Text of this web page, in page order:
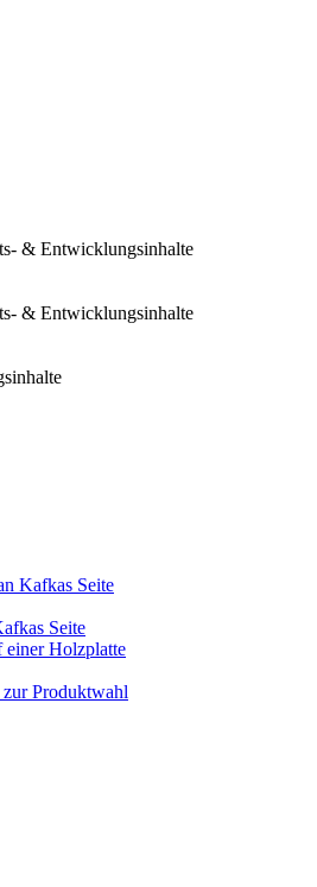
& Entwicklungsinhalte
& Entwicklungsinhalte
Seite
Produktwahl